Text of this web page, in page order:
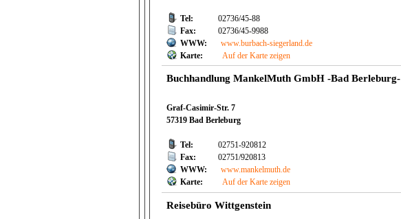
Tel:
02736/45-88
Fax:
02736/45-9988
WWW:
www.burbach-siegerland.de
Karte:
Auf der Karte zeigen
Buchhandlung MankelMuth GmbH -Bad Berleburg-
Graf-Casimir-Str. 7
57319 Bad Berleburg
Tel:
02751-920812
Fax:
02751/920813
WWW:
www.mankelmuth.de
Karte:
Auf der Karte zeigen
Reisebüro Wittgenstein